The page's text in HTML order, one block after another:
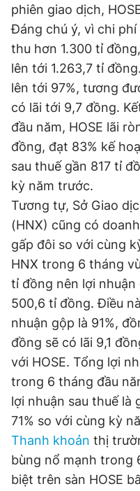
Đọc Thanh Niên trên
Theo dõi báo trên
Hotline
0906 645 777
Đặt báo Quảng cáo
Tổng biên tập: Nguyễn
Phó tổng biên tập thường
Phó tổng biên tập: Lâm
Phó tổng biên tập: Trần
Tổng thư ký tòa soạn: Đức
Giấy phép xuất bản số
© 2003-2026 Bản quyền
chép dưới mọi hình thức
bản. Phát triển bởi ePi
phiên giao dịch,
Đáng chú ý, vì chi
thu hơn 1.300 tỉ
lên tới 1.263,7 tỉ
lên tới 97%, tương
có lãi tới 9,7 đồng.
đầu năm, HOSE lãi
đồng, đạt 83% kế
sau thuế gần 817 tỉ
kỳ năm trước.
Tương tự, Sở Giao
(HNX) cũng có
gấp đôi so với cùng
HNX trong 6 tháng
tỉ đồng nên lợi
500,6 tỉ đồng. Điều
nhuận gộp là 91%,
đồng sẽ có lãi 9,1
với HOSE. Tổng lợi
trong 6 tháng đầu
lợi nhuận sau thuế là
71% so với cùng kỳ
Thanh khoản thị
bùng nổ mạnh trong
biệt trên sàn HOSE